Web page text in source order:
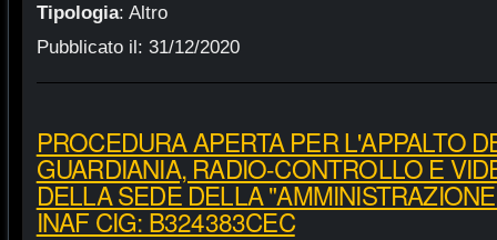
Tipologia: Altro
Pubblicato il: 31/12/2020
PROCEDURA APERTA PER L'APPALTO
GUARDIANIA, RADIO-CONTROLLO E
DELLA SEDE DELLA
INAF CIG: B324383CEC